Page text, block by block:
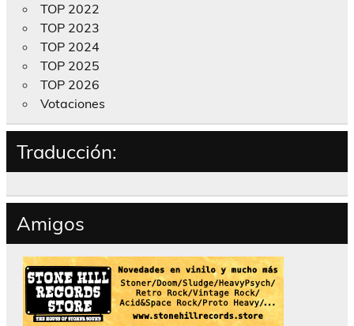
TOP 2022
TOP 2023
TOP 2024
TOP 2025
TOP 2026
Votaciones
Traducción:
Amigos